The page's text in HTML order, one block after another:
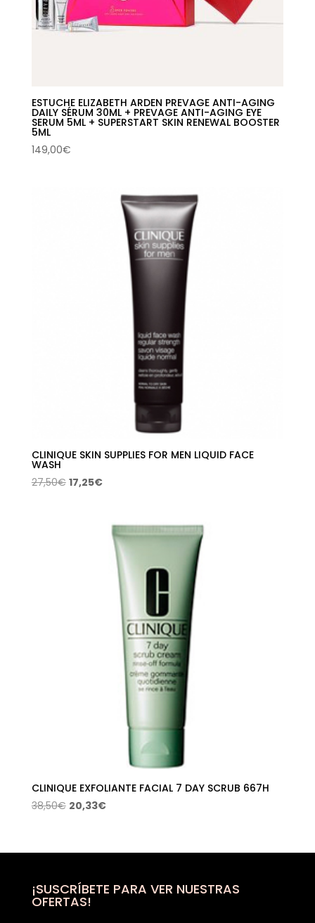
ESTUCHE ELIZABETH ARDEN PREVAGE ANTI-AGING
DAILY SÉRUM 30ML + PREVAGE ANTI-AGING EYE
SERUM 5ML + SUPERSTART SKIN RENEWAL BOOSTER
5ML
149,00€
CLINIQUE SKIN SUPPLIES FOR MEN LIQUID FACE
WASH
27,50€ El
17,25€El
es:
17,25€.
CLINIQUE EXFOLIANTE FACIAL 7 DAY SCRUB 667H
38,50€ El
era:
20,33€El
es:
¡SUSCRÍBETE PARA VER NUESTRAS
OFERTAS!